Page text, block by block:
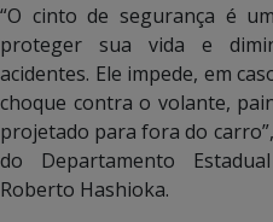
“O cinto de segurança é
proteger sua vida e
acidentes. Ele impede, em
choque contra o volante,
projetado para fora do
do Departamento
Roberto Hashioka.